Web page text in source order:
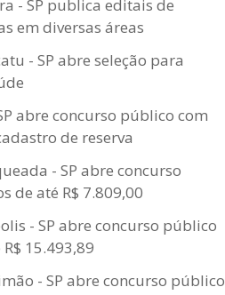
- SP publica editais de
em diversas áreas
- SP abre seleção para
abre concurso público com
de reserva
- SP abre concurso
de até R$ 7.809,00
- SP abre concurso público
15.493,89
- SP abre concurso público